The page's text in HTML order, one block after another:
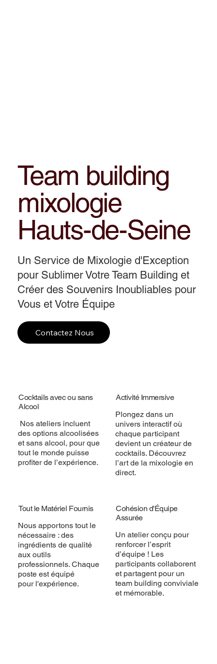
Team building
mixologie
Hauts-de-Seine
Un Service de Mixologie d'Exception
pour Sublimer Votre Team Building et
Créer des Souvenirs Inoubliables pour
Vous et Votre Équipe
Contactez Nous
Cocktails avec ou sans
Alcool
Nos ateliers incluent
des options alcoolisées
et sans alcool, pour que
tout le monde puisse
profiter de l’expérience.
Activité Immersive
Plongez dans un
univers interactif où
chaque participant
devient un créateur de
cocktails. Découvrez
l’art de la mixologie en
direct.
Tout le Matériel Fournis
Nous apportons tout le
nécessaire : des
ingrédients de qualité
aux outils
professionnels. Chaque
poste est équipé
pour l'expérience.
Cohésion d'Équipe
Assurée
Un atelier conçu pour
renforcer l’esprit
d’équipe ! Les
participants collaborent
et partagent pour un
team building conviviale
et mémorable.